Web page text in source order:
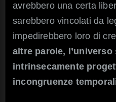
avrebbero una certa
sarebbero vincolati da
impedirebbero loro di
altre parole, l’universo
intrinsecamente
incongruenze